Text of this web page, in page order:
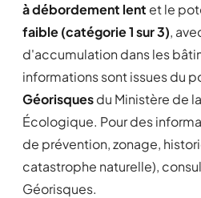
à débordement lent et le
faible (catégorie 1 sur 3),
d'accumulation dans les
informations sont issues du
Géorisquesdu Ministère de
Écologique. Pour des
de prévention, zonage,
catastrophe naturelle),
Géorisques.